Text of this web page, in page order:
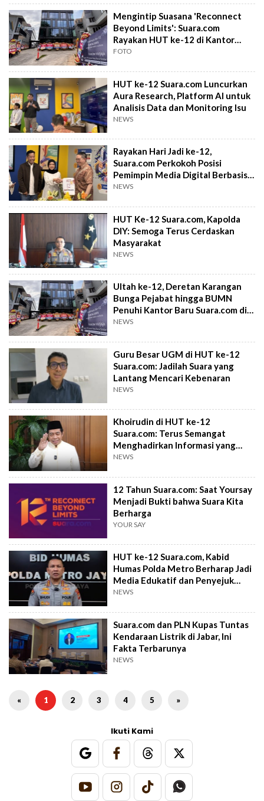
Mengintip Suasana 'Reconnect
Beyond Limits': Suara.com
Rayakan HUT ke-12 di Kantor
Baru
FOTO
HUT ke-12 Suara.com Luncurkan
Aura Research, Platform AI untuk
Analisis Data dan Monitoring Isu
NEWS
Rayakan Hari Jadi ke-12,
Suara.com Perkokoh Posisi
Pemimpin Media Digital Berbasis
Komunitas
NEWS
HUT Ke-12 Suara.com, Kapolda
DIY: Semoga Terus Cerdaskan
Masyarakat
NEWS
Ultah ke-12, Deretan Karangan
Bunga Pejabat hingga BUMN
Penuhi Kantor Baru Suara.com di
Palmerah
NEWS
Guru Besar UGM di HUT ke-12
Suara.com: Jadilah Suara yang
Lantang Mencari Kebenaran
NEWS
Khoirudin di HUT ke-12
Suara.com: Terus Semangat
Menghadirkan Informasi yang
Jernih dan Berkualitas
NEWS
12 Tahun Suara.com: Saat Yoursay
Menjadi Bukti bahwa Suara Kita
Berharga
YOUR SAY
HUT ke-12 Suara.com, Kabid
Humas Polda Metro Berharap Jadi
Media Edukatif dan Penyejuk
Masyarakat
NEWS
Suara.com dan PLN Kupas Tuntas
Kendaraan Listrik di Jabar, Ini
Fakta Terbarunya
NEWS
« 1 2 3 4 5 »
Ikuti Kami